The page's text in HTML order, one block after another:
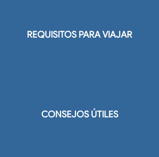
REQUISITOS PARA VIAJAR
CONSEJOS ÚTILES